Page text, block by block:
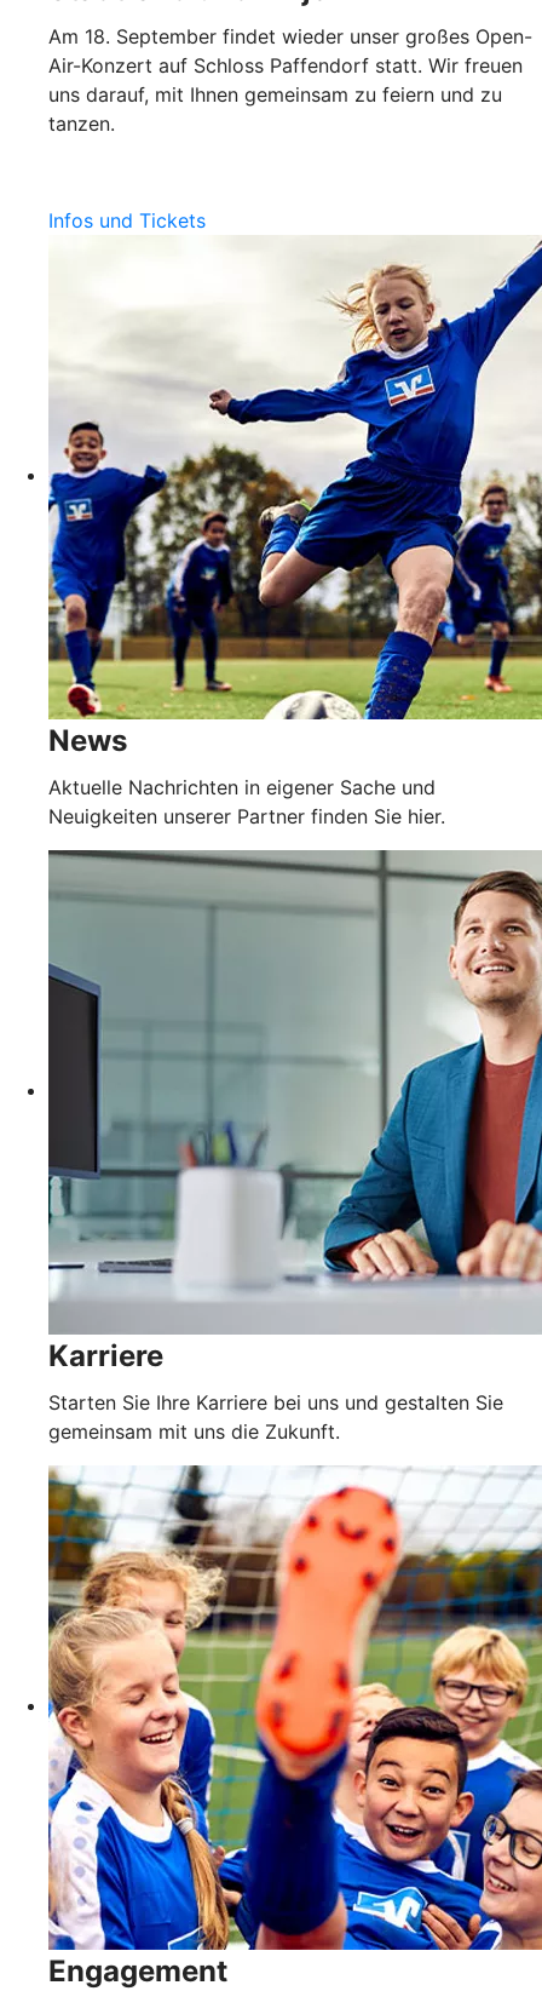
Am 18. September findet wieder unser großes Open-
Air-Konzert auf Schloss Paffendorf statt. Wir freuen
uns darauf, mit Ihnen gemeinsam zu feiern und zu
tanzen.
Infos und Tickets
News
Aktuelle Nachrichten in eigener Sache und
Neuigkeiten unserer Partner finden Sie hier.
Karriere
Starten Sie Ihre Karriere bei uns und gestalten Sie
gemeinsam mit uns die Zukunft.
Engagement